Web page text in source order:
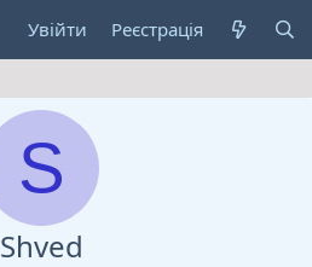
Увійти Реєстрація
S
Shved